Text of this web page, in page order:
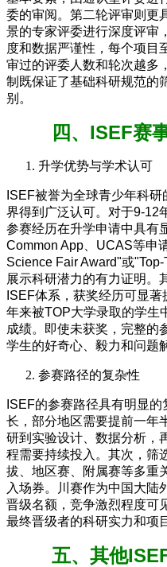
委的审阅。第二轮评审则更
景的专家评委进行深度评审
度和数据严谨性，每个项目
审过的评委人数和轮次越多
制既保证了基础科研规范的
别。
四、ISEF赛
升学优势与学术认可
ISEF被誉为全球青少年科
界得到广泛认可。对于9-12
参赛经历在升学申请中具有
Common App、UCAS等申
Science Fair Award"或
展示科研潜力的有力证明。
ISEF体系，获奖经历可显
年来被TOP大学录取的学生
成绩。即使未获奖，完整的
学生的好奇心、毅力和问题
参赛路径的复杂性
ISEF的参赛路径具有明显
长，部分地区需要提前一年
研到实验设计、数据分析，
程需要持续投入。其次，筛
拔、地区赛、附属赛等多重
入场券。川赛作为中国大陆
晋级名额，竞争激烈程度可
最终晋级者的科研实力和项
五、其他